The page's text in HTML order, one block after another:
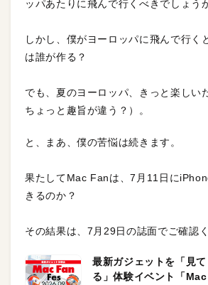
ッパあたりに飛んで行くべきでしょう
しかし、僕がヨーロッパに飛んで行く
は誰が作る？
でも、夏のヨーロッパ、きっと楽しい
ちょっと趣旨が違う？）。
と、まあ、僕の苦悩は続きます。
果たしてMac Fanは、7月11日に
きるのか？
その結果は、7月29日の誌面でご確認く
最新ガジェットを「見
る」体験イベント「